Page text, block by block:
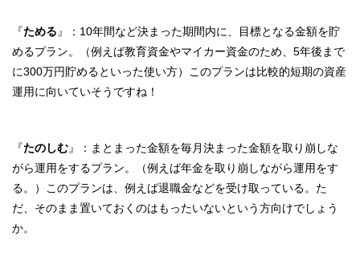
『ためる 』：10年間など決まった期間内に、目標となる金額を貯
めるプラン。（例えば教育資金やマイカー資金のため、5年後まで
に300万円貯めるといった使い方）このプランは比較的短期の資産
運用に向いていそうですね！
『たのしむ』：まとまった金額を毎月決まった金額を取り崩しな
がら運用をするプラン。（例えば年金を取り崩しながら運用をす
る。）このプランは、例えば退職金などを受け取っている。た
だ、そのまま置いておくのはもったいないという方向けでしょう
か。